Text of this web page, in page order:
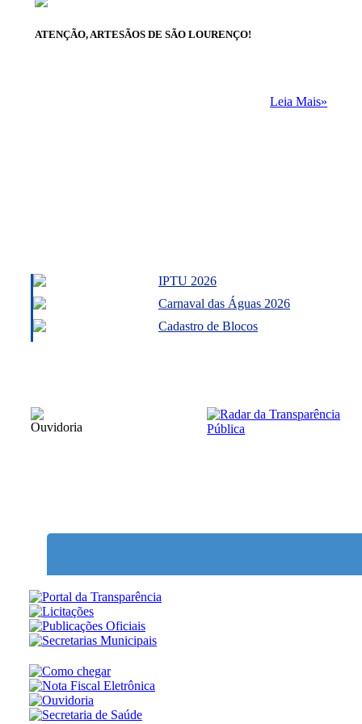
ATENÇÃO, ARTESÃOS DE SÃO LOURENÇO!
Leia Mais»
IPTU 2026
Carnaval das Águas 2026
Cadastro de Blocos